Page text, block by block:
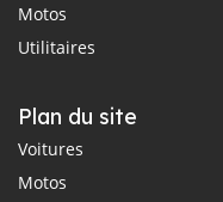
Motos
Utilitaires
Plan du site
Voitures
Motos